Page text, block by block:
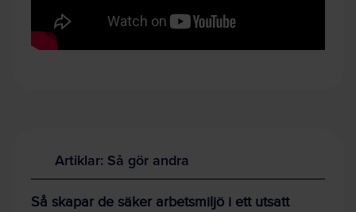
Artiklar: Så gör andra
Så skapar de säker arbetsmiljö i ett utsatt